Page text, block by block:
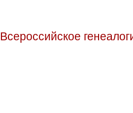
Всероссийское